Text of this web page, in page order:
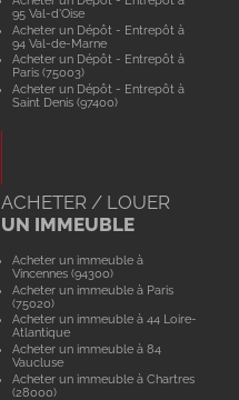
95 Val-d'Oise
Acheter un Dépôt - Entrepôt à
94 Val-de-Marne
Acheter un Dépôt - Entrepôt à
Paris (75003)
Acheter un Dépôt - Entrepôt à
Saint Denis (97400)
ACHETER / LOUER
UN IMMEUBLE
Acheter un immeuble à
Vincennes (94300)
Acheter un immeuble à Paris
(75020)
Acheter un immeuble à 44 Loire-
Atlantique
Acheter un immeuble à 84
Vaucluse
Acheter un immeuble à Chartres
(28000)